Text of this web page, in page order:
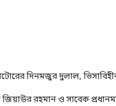
দিনমজুর দুলাল,
জিয়াউর রহমান ও সাবেক